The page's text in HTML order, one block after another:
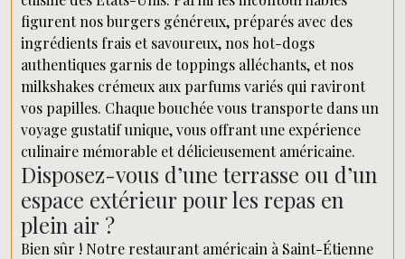
figurent nos burgers généreux, préparés avec des
ingrédients frais et savoureux, nos hot-dogs
authentiques garnis de toppings alléchants, et nos
milkshakes crémeux aux parfums variés qui raviront
vos papilles. Chaque bouchée vous transporte dans un
voyage gustatif unique, vous offrant une expérience
culinaire mémorable et délicieusement américaine.
Disposez-vous d’une terrasse ou d’un
espace extérieur pour les repas en
plein air ?
Bien sûr ! Notre restaurant américain à Saint-Étienne